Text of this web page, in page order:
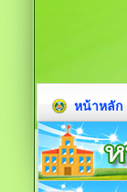
หน้าหลัก